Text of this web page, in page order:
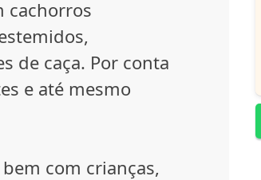
cachorros
de caça. Por conta
e até mesmo
com crianças,